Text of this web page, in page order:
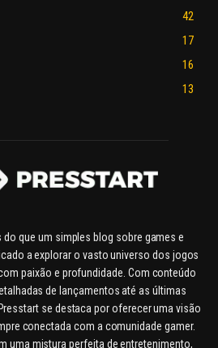
42
17
16
13
que um simples blog sobre games e
a explorar o vasto universo dos jogos
paixão e profundidade. Com conteúdo
de lançamentos até as últimas
se destaca por oferecer uma visão
conectada com a comunidade gamer.
uma mistura perfeita de entretenimento,